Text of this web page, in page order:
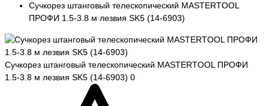
Сучкорез штанговый телескопический MASTERTOOL
ПРОФИ 1.5-3.8 м лезвия SK5 (14-6903)
Сучкорез штанговый телескопический MASTERTOOL ПРОФИ
1.5-3.8 м лезвия SK5 (14-6903) 0